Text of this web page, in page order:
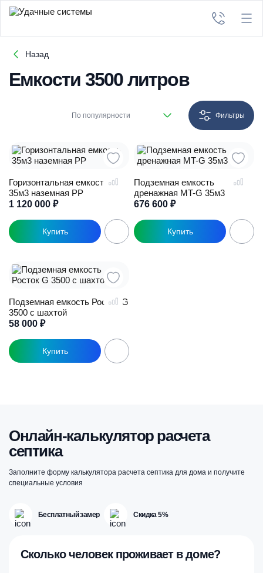
Назад
Емкости 3500 литров
По популярности Фильтры
Горизонтальная емкость
35м3 наземная PP
1 120 000 ₽
Подземная емкость
дренажная MT-G 35м3
676 600 ₽
Подземная емкость Росток G
3500 с шахтой
58 000 ₽
Онлайн-калькулятор расчета
септика
Заполните форму калькулятора расчета септика для дома и получите
специальные условия
Бесплатный замер Скидка 5%
Сколько человек проживает в доме?